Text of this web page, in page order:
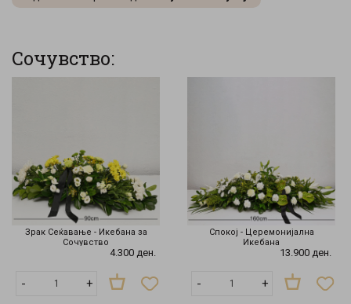
Сочувство:
Зрак Сеќавање - Икебана за
Сочувство
4.300 ден.
- +
Спокој - Церемонијална
Икебана
13.900 ден.
- +